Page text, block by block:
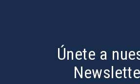
Únete a